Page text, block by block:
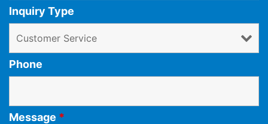
Inquiry Type
Phone
Message *